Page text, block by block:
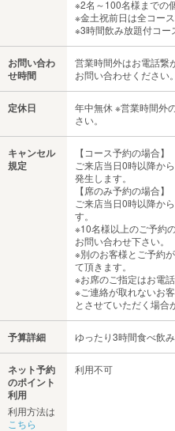
※2名～100名様までの
※金土祝前日は全コー
※3時間飲み放題付コー
お問い合わ
せ時間
営業時間外はお電話繋
お問い合わせください。
定休日
年中無休 ※営業時間外
さい。
キャンセル
規定
【コース予約の場合】
ご来店当日0時以降か
発生します。
【席のみ予約の場合】
ご来店当日0時以降か
す。
※10名様以上のご予約
お問い合わせ下さい。
※別のお客様とご予約
て頂きます。
※お席のご指定はお電
※ご連絡が取れないお
とさせていただく場合
予算詳細 ゆったり3時間食べ飲
ネット予約
のポイント
利用
利用方法は
こちら
利用不可